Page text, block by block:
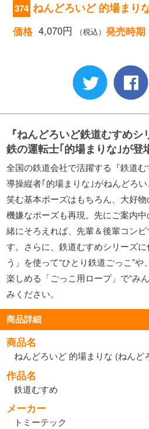
374 ねんどろいど 的場まり
価格 4,070円 （税込） 発売時期
『ねんどろいど鉄道むすめ
鉄の運転士｢的場まりな｣が登
全国の鉄道会社で活躍する『鉄道
導操縦者｢的場まりな｣がねんどろ
笑む基本ポーズはもちろん、大好
機嫌なポーズも再現。先にご案内中
緒にそろえれば、先輩＆後輩コン
す。さらに、鉄道むすめシリーズ
う」を使って“ひとり鉄道ごっこ”
楽しめる「ごっこ用ロープ」で“み
みください。
商品詳細
商品名
ねんどろいど 的場まりな (ねんど
作品名
鉄道むすめ
メーカー
トミーテック